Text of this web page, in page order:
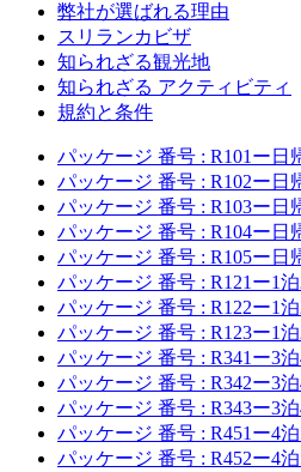
弊社が選ばれる理由
スリランカビザ
知られざる観光地
知られざる アクティビティ
規約と条件
パッケージ 番号 : R101ー日
パッケージ 番号 : R102ー日
パッケージ 番号 : R103ー日
パッケージ 番号 : R104ー日
パッケージ 番号 : R105ー日
パッケージ 番号 : R121ー1泊
パッケージ 番号 : R122ー1泊
パッケージ 番号 : R123ー1泊
パッケージ 番号 : R341ー3泊
パッケージ 番号 : R342ー3泊
パッケージ 番号 : R343ー3泊
パッケージ 番号 : R451ー4泊
パッケージ 番号 : R452ー4泊